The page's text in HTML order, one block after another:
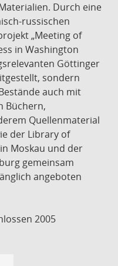
Durch eine
russischen
„Meeting of
in Washington
Göttinger
sondern
auch mit
Büchern,
Quellenmaterial
der Library of
Moskau und der
gemeinsam
angeboten
2005